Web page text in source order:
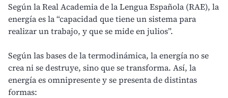
Según la Real Academia de la Lengua Española (RAE), la
energía es la “capacidad que tiene un sistema para
realizar un trabajo, y que se mide en julios”.
Según las bases de la termodinámica, la energía no se
crea ni se destruye, sino que se transforma. Así, la
energía es omnipresente y se presenta de distintas
formas: